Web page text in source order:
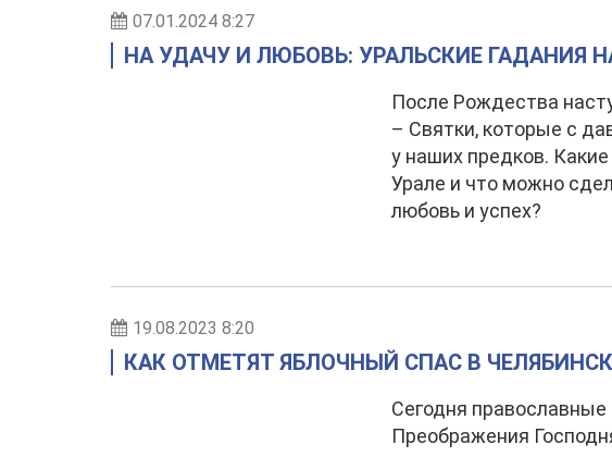
07.01.2024 8:27
НА УДАЧУ И ЛЮБОВЬ: УРАЛЬСКИЕ ГАДАНИЯ
После Рождества
– Святки, которые с
у наших предков.
Урале и что можно
любовь и успех?
19.08.2023 8:20
КАК ОТМЕТЯТ ЯБЛОЧНЫЙ СПАС В
Сегодня
Преображения